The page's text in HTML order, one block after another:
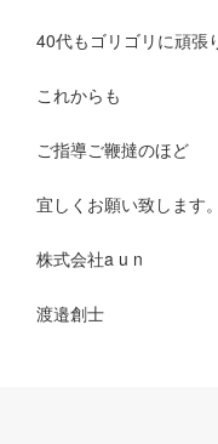
40代もゴリゴリに頑張
これからも
ご指導ご鞭撻のほど
宜しくお願い致します。
株式会社a u n
渡邉創士